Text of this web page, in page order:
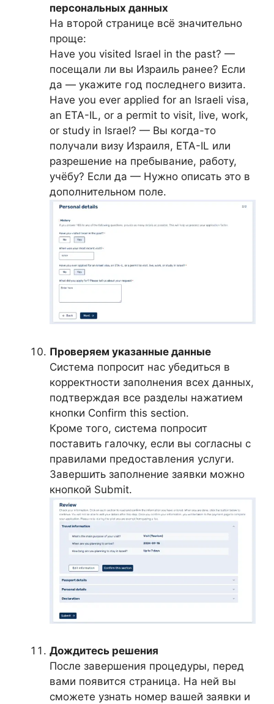
персональных данных
На второй странице всё значительно
проще:
Have you visited Israel in the past? —
посещали ли вы Израиль ранее? Если
да — укажите год последнего визита.
Have you ever applied for an Israeli visa,
an ETA-IL, or a permit to visit, live, work,
or study in Israel? — Вы когда-то
получали визу Израиля, ETA-IL или
разрешение на пребывание, работу,
учёбу? Если да — Нужно описать это в
дополнительном поле.
Проверяем указанные данные
Система попросит нас убедиться в
корректности заполнения всех данных,
подтверждая все разделы нажатием
кнопки Confirm this section.
Кроме того, система попросит
поставить галочку, если вы согласны с
правилами предоставления услуги.
Завершить заполнение заявки можно
кнопкой Submit.
Дождитесь решения
После завершения процедуры, перед
вами появится страница. На ней вы
сможете узнать номер вашей заявки и